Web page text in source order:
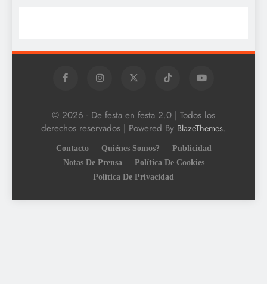
© 2026 - De festa en festa 2.0 | Todos los
derechos reservados | Powered By BlazeThemes.
Contacto Quiénes Somos?
Publicidad
Notas De Prensa
Política De Cookies
Política De Privacidad